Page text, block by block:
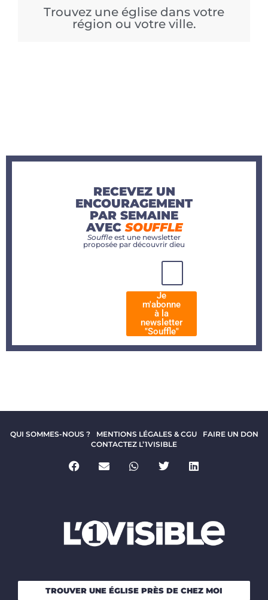
Trouvez une église dans votre
région ou votre ville.
RECEVEZ UN
ENCOURAGEMENT
PAR SEMAINE
AVECSOUFFLE
Souffle est une newsletter
proposée par découvrir dieu
Je
m'abonne
à la
newsletter
"Souffle"
QUI SOMMES-NOUS ? MENTIONS LÉGALES & CGU
FAIRE UN DON
CONTACTEZ L’1VISIBLE
TROUVER UNE ÉGLISE PRÈS DE CHEZ MOI